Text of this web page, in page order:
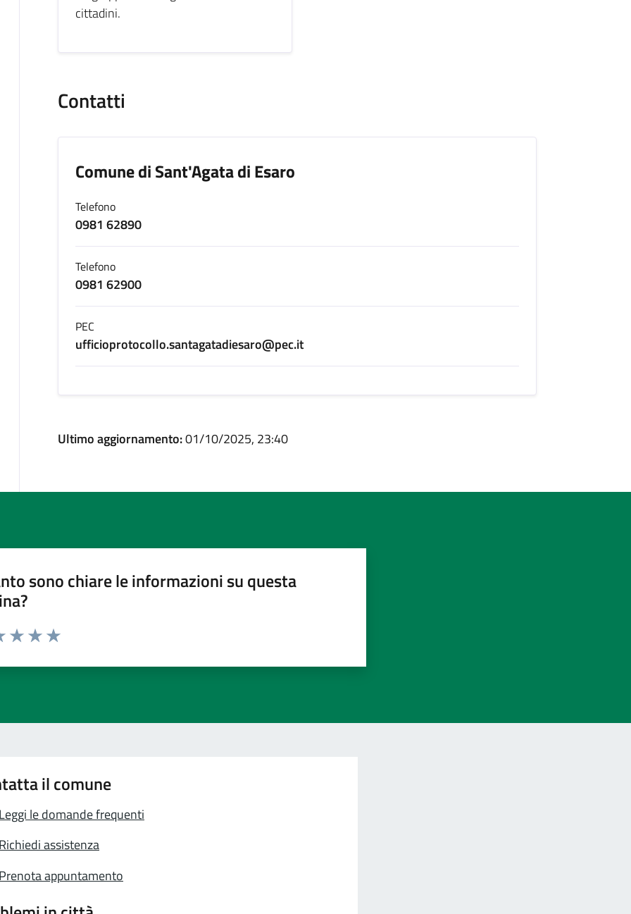
cittadini.
Contatti
Comune di Sant'Agata di Esaro
Telefono
0981 62890
Telefono
0981 62900
PEC
ufficioprotocollo.santagatadiesaro@pec.it
Ultimo aggiornamento:01/10/2025, 23:40
sono chiare le informazioni su questa
il comune
Leggi le domande frequenti
Richiedi assistenza
Prenota appuntamento